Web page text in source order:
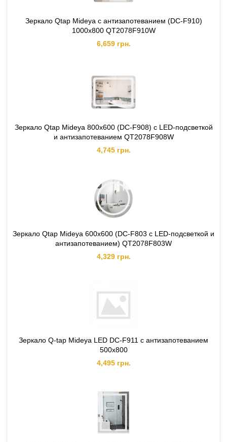
Зеркало Qtap Mideya с антизапотеванием (DC-F910)
1000х800 QT2078F910W
6,659 грн.
Зеркало Qtap Mideya 800х600 (DC-F908) с LED-подсветкой
и антизапотеванием QT2078F908W
4,745 грн.
Зеркало Qtap Mideya 600х600 (DC-F803 с LED-подсветкой и
антизапотеванием) QT2078F803W
4,329 грн.
Зеркало Q-tap Mideya LED DC-F911 с антизапотеванием
500х800
4,495 грн.